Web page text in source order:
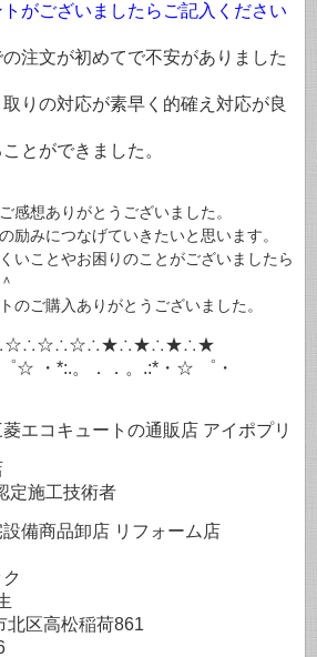
がございましたらご記入ください
注文が初めてで不安がありました
りの対応が素早く的確え対応が良
とができました。
感想ありがとうございました。
励みにつなげていきたいと思います。
いことやお困りのことがございましたら
のご購入ありがとうございました。
☆ ・*:.。．．。.:*・☆ ゜・
エコキュートの通販店 アイポプリ
定施工技術者
備商品卸店 リフォーム店
区高松稲荷861